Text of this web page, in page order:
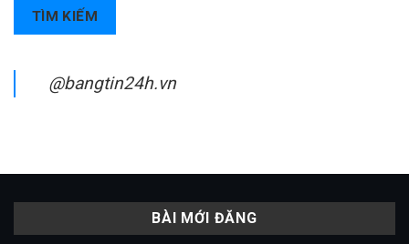
TÌM KIẾM
@bangtin24h.vn
BÀI MỚI ĐĂNG